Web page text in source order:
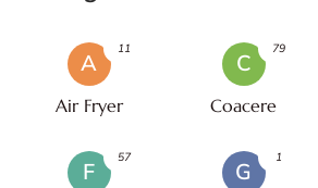
A
Air Fryer
11
C
Coacere
79
F
57
G
1